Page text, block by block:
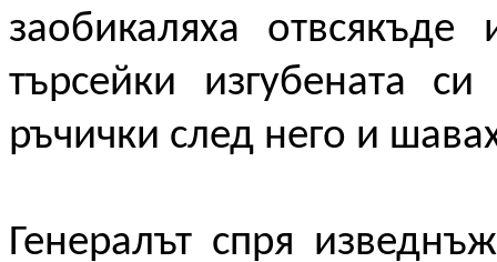
заобикаляха
търсейки изгубената
ръчички след него и
Генералът спря